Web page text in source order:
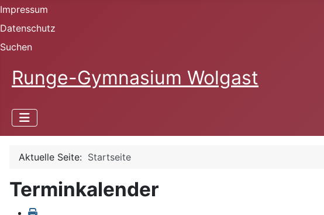
Impressum
Datenschutz
Suchen
Runge-Gymnasium Wolgast
Aktuelle Seite: Startseite
Terminkalender